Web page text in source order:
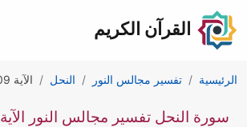
القرآن الكريم
الرئيسية تفسير مجالس النور النحل الآية 109
سورة النحل تفسير مجالس النور الآية 109